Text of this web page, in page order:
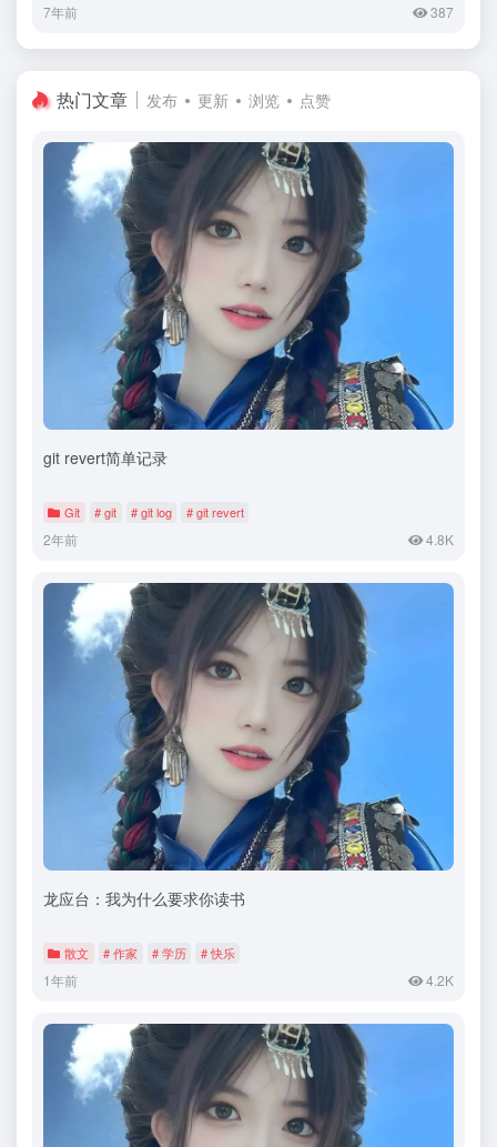
7年前 387
热门文章 发布 更新 浏览 点赞
git revert简单记录
Git # git # git log # git revert
2年前 4.8K
龙应台：我为什么要求你读书
散文 # 作家 # 学历 # 快乐
1年前 4.2K